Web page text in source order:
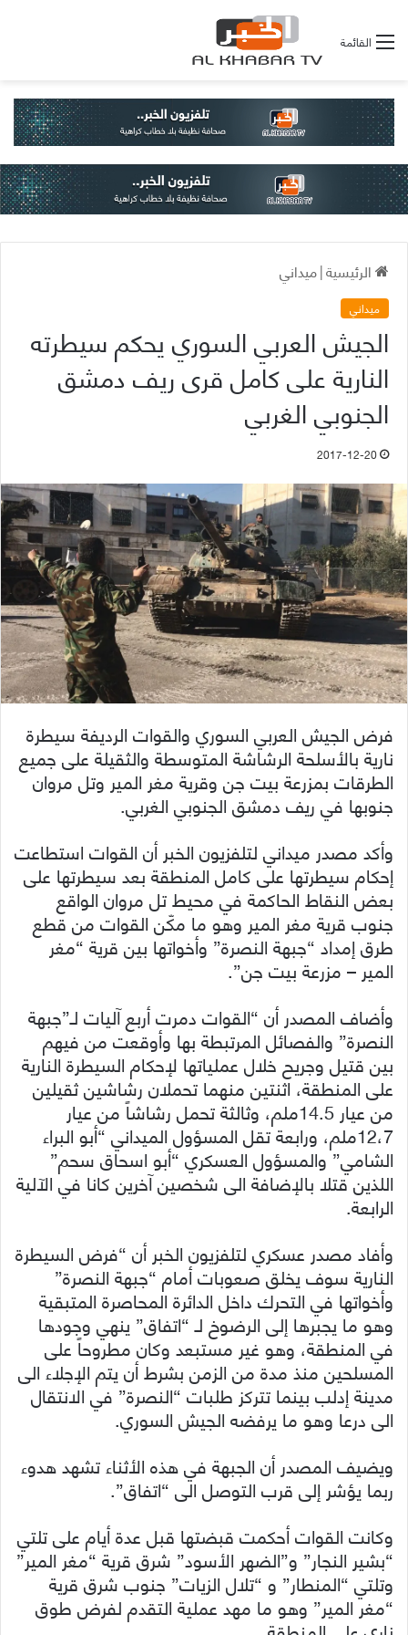
القائمة
الرئيسية|ميداني
ميداني
الجيش العربي السوري يحكم سيطرته
النارية على كامل قرى ريف دمشق
الجنوبي الغربي
2017-12-20
فرض الجيش العربي السوري والقوات الرديفة سيطرة
نارية بالأسلحة الرشاشة المتوسطة والثقيلة على جميع
الطرقات بمزرعة بيت جن وقرية مغر المير وتل مروان
جنوبها في ريف دمشق الجنوبي الغربي.
وأكد مصدر ميداني لتلفزيون الخبر أن القوات استطاعت
إحكام سيطرتها على كامل المنطقة بعد سيطرتها على
بعض النقاط الحاكمة في محيط تل مروان الواقع
جنوب قرية مغر المير وهو ما مكّن القوات من قطع
طرق إمداد “جبهة النصرة” وأخواتها بين قرية “مغر
المير – مزرعة بيت جن”.
وأضاف المصدر أن “القوات دمرت أربع آليات لـ”جبهة
النصرة” والفصائل المرتبطة بها وأوقعت من فيهم
بين قتيل وجريح خلال عملياتها لإحكام السيطرة النارية
على المنطقة، اثنتين منهما تحملان رشاشين ثقيلين
من عيار 14.5ملم، وثالثة تحمل رشاشاً من عيار
12،7ملم، ورابعة تقل المسؤول الميداني “أبو البراء
الشامي” والمسؤول العسكري “أبو اسحاق سحم”
اللذين قتلا بالإضافة الى شخصين آخرين كانا في الآلية
الرابعة.
وأفاد مصدر عسكري لتلفزيون الخبر أن “فرض السيطرة
النارية سوف يخلق صعوبات أمام “جبهة النصرة”
وأخواتها في التحرك داخل الدائرة المحاصرة المتبقية
وهو ما يجبرها إلى الرضوخ لـ “اتفاق” ينهي وجودها
في المنطقة، وهو غير مستبعد وكان مطروحاً على
المسلحين منذ مدة من الزمن بشرط أن يتم الإجلاء الى
مدينة إدلب بينما تتركز طلبات “النصرة” في الانتقال
الى درعا وهو ما يرفضه الجيش السوري.
ويضيف المصدر أن الجبهة في هذه الأثناء تشهد هدوء
ربما يؤشر إلى قرب التوصل الى “اتفاق”.
وكانت القوات أحكمت قبضتها قبل عدة أيام على تلتي
“بشير النجار” و”الضهر الأسود” شرق قرية “مغر المير”
وتلتي “المنطار” و “تلال الزيات” جنوب شرق قرية
“مغر المير” وهو ما مهد عملية التقدم لفرض طوق